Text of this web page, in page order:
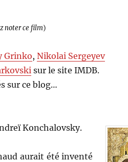
noter ce film)
Grinko,Nikolai Sergeyev
sur le site IMDB.
sur ce blog…
Konchalovsky.
aurait été inventé